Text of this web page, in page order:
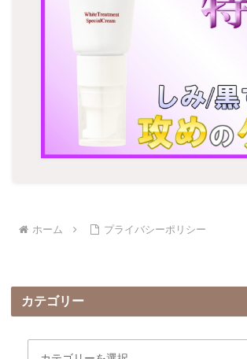
ホーム プライバシーポリシー
カテゴリー